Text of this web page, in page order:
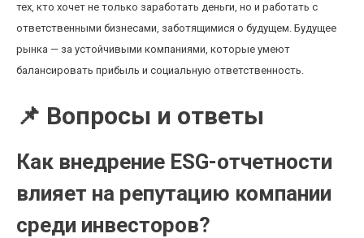
тех, кто хочет не только заработать деньги, но и работать с
ответственными бизнесами, заботящимися о будущем. Будущее
рынка — за устойчивыми компаниями, которые умеют
балансировать прибыль и социальную ответственность.
📌 Вопросы и ответы
Как внедрение ESG-отчетности
влияет на репутацию компании
среди инвесторов?